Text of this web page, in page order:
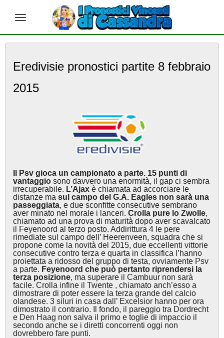
Eredivisie pronostici partite 8 febbraio
2015
Il Psv gioca un campionato a parte. 15 punti di
vantaggio sono davvero una enormità, il gap ci sembra
irrecuperabile. L’Ajax è chiamata ad accorciare le
distanze ma sul campo del G.A. Eagles non sarà una
passeggiata, e due sconfitte consecutive sembrano
aver minato nel morale i lanceri. Crolla pure lo Zwolle,
chiamato ad una prova di maturità dopo aver scavalcato
il Feyenoord al terzo posto. Addirittura 4 le pere
rimediate sul campo dell’ Heerenveen, squadra che si
propone come la novità del 2015, due eccellenti vittorie
consecutive contro terza e quarta in classifica l’hanno
proiettata a ridosso del gruppo di testa, ovviamente Psv
a parte. Feyenoord che può pertanto riprendersi la
terza posizione, ma superare il Cambuur non sarà
facile. Crolla infine il Twente , chiamato anch’esso a
dimostrare di poter essere la terza grande del calcio
olandese. 3 siluri in casa dall’ Excelsior hanno per ora
dimostrato il contrario. Il fondo, il pareggio tra Dordrecht
e Den Haag non salva il primo e toglie di impaccio il
secondo anche se i diretti concorrenti oggi non
dovrebbero fare punti.